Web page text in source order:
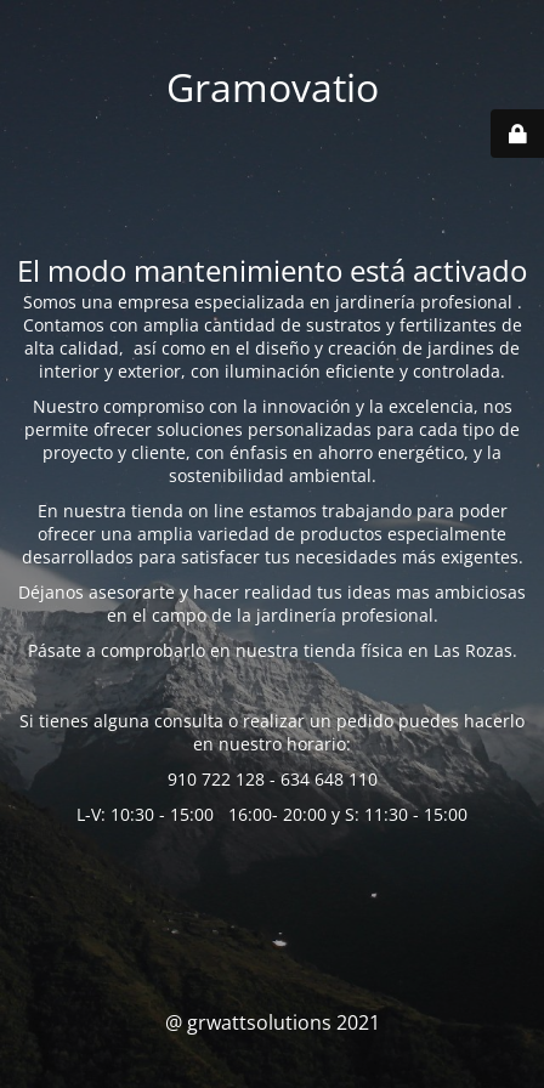
Gramovatio
El modo mantenimiento está activado
Somos una empresa especializada en jardinería profesional .
Contamos con amplia cantidad de sustratos y fertilizantes de
alta calidad, así como en el diseño y creación de jardines de
interior y exterior, con iluminación eficiente y controlada.
Nuestro compromiso con la innovación y la excelencia, nos
permite ofrecer soluciones personalizadas para cada tipo de
proyecto y cliente, con énfasis en ahorro energético, y la
sostenibilidad ambiental.
En nuestra tienda on line estamos trabajando para poder
ofrecer una amplia variedad de productos especialmente
desarrollados para satisfacer tus necesidades más exigentes.
Déjanos asesorarte y hacer realidad tus ideas mas ambiciosas
en el campo de la jardinería profesional.
Pásate a comprobarlo en nuestra tienda física en Las Rozas.
Si tienes alguna consulta o realizar un pedido puedes hacerlo
en nuestro horario:
910 722 128 - 634 648 110
L-V: 10:30 - 15:00 16:00- 20:00 y S: 11:30 - 15:00
@ grwattsolutions 2021